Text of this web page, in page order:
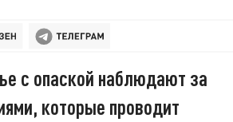
с опаской наблюдают за
которые проводит